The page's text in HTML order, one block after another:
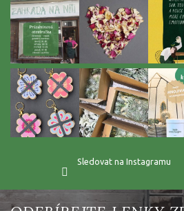
Sledovat na Instagramu